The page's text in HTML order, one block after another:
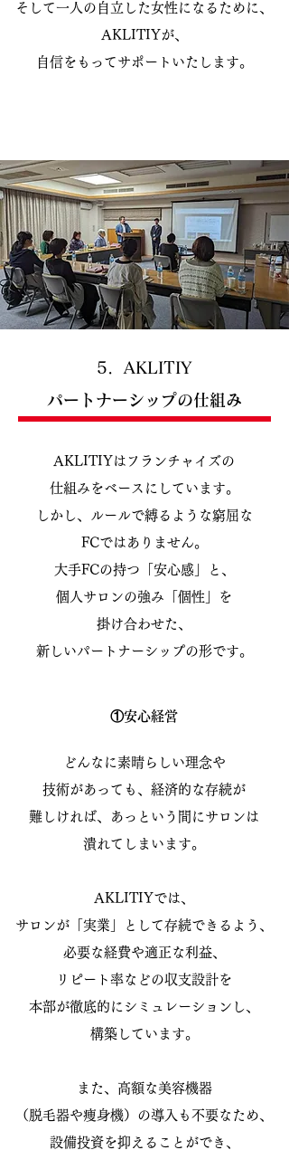
そして一人の自立した女性になるために、
AKLITIYが、
自信をもってサポートいたします。
5．AKLITIY
パートナーシップの仕組み
AKLITIYはフランチャイズの
仕組みをベースにしています。
しかし、ルールで縛るような窮屈な
FCではありません。
大手FCの持つ「安心感」と、
個人サロンの強み「個性」を
掛け合わせた、
新しいパートナーシップの形です。
①安心経営
どんなに素晴らしい理念や
技術があっても、 経済的な存続が
難しければ、あっという間にサロンは
潰れてしまいます。
AKLITIYでは、
サロンが「実業」として存続できるよう、
必要な経費や適正な利益、
リピート率などの収支設計を
本部が徹底的にシミュレーションし、
構築しています。
また、高額な美容機器
（脱毛器や痩身機）の導入も不要なため、
設備投資を抑えることができ、